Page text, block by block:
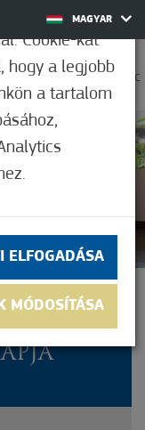
MAGYAR
0
20,6°C
Cookie-kat
hogy a legjobb
a tartalom
ELFOGADÁSA
MÓDOSÍTÁSA